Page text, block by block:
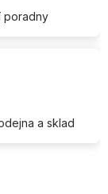
poradny
a sklad